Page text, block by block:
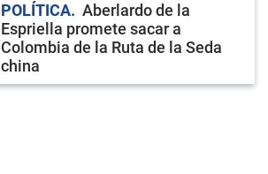
POLÍTICA
Aberlardo de la
Espriella promete sacar a
Colombia de la Ruta de la Seda
china